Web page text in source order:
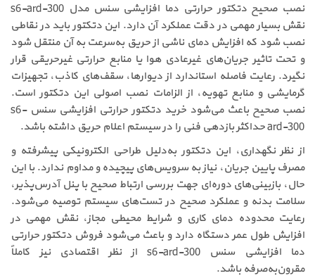
نصب صحیح دتکتور حرارتی دما افزایشی سنس مدل s6-ard-300
نقش بسیار مهمی در دقت عملکرد آن دارد. این دتکتور باید در نقاطی
نصب شود که افزایش دمای ناشی از حریق به‌سرعت به آن منتقل شود
و تحت تاثیر جریان‌های غیرعادی هوا یا منابع حرارتی غیرحریقی قرار
نگیرد. رعایت فاصله استاندارد از دیوارها، سقف‌های کاذب، تجهیزات
گرمایشی و منابع تهویه، از الزامات نصب اصولی این دتکتور است.
نصب صحیح باعث می‌شود خرید دتکتور حرارتی افزایشی سنس s6-
ard-300 حداکثر بازدهی فنی را در سیستم اعلام حریق داشته باشد.
از نظر نگهداری، این دتکتور به‌دلیل طراحی الکترونیکی پیشرفته و
مصرف پایین جریان، نیاز به سرویس‌های پیچیده و مداوم ندارد. با این
حال، بازبینی‌های دوره‌ای جهت بررسی ارتباط صحیح با پنل آدرس‌پذیر،
سلامت بدنه و عملکرد صحیح در تست‌های سیستم توصیه می‌شود.
رعایت محدوده دمای کاری و شرایط محیطی مجاز، نقش مهمی در
افزایش طول عمر دستگاه دارد و باعث می‌شود فروش دتکتور حرارتی
دما افزایشی سنس s6-ard-300 از نظر اقتصادی نیز کاملاً
مقرون‌به‌صرفه باشد.